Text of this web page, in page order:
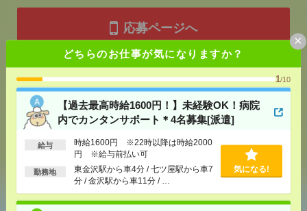
どちらのお仕事が気になりますか？
1/10
【過去最高時給1600円！】未経験OK！病院
内でカンタンサポート＊4名募集[派遣]
給与
時給1600円 ※22時以降は時給2000
円 ※給与前払い可
勤務地
東金沢駅から車4分 / 七ツ屋駅から車7
分 / 金沢駅から車11分 / …
気になる!
×
応募ページへ
気になる！ 電話応募
メールで送る LINEで送る
シェア ツイート ブックマーク